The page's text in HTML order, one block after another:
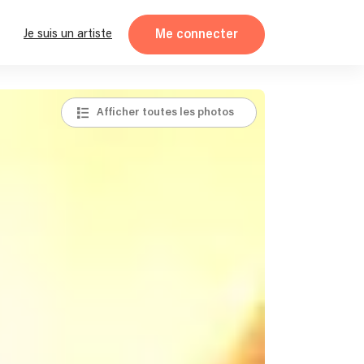
Je suis un artiste Me connecter
Afficher toutes les photos